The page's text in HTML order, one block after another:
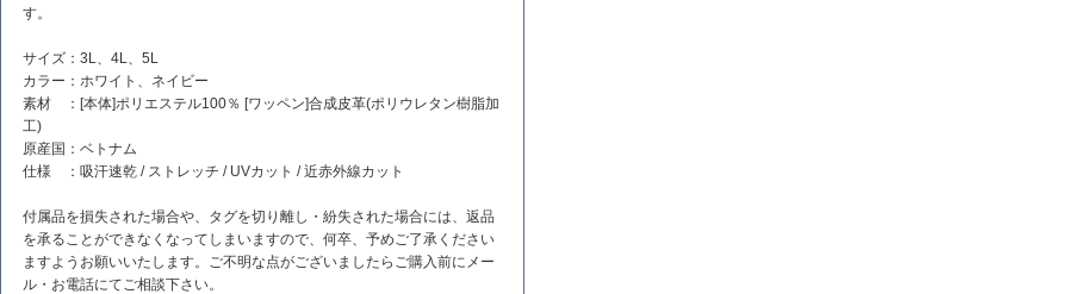
す。
サイズ：3L、4L、5L
カラー：ホワイト、ネイビー
素材 ：[本体]ポリエステル100％ [ワッペン]合成皮革(ポリウレタン樹脂加
工)
原産国：ベトナム
仕様 ：吸汗速乾 / ストレッチ / UVカット / 近赤外線カット
付属品を損失された場合や、タグを切り離し・紛失された場合には、返品
を承ることができなくなってしまいますので、何卒、予めご了承ください
ますようお願いいたします。ご不明な点がございましたらご購入前にメー
ル・お電話にてご相談下さい。